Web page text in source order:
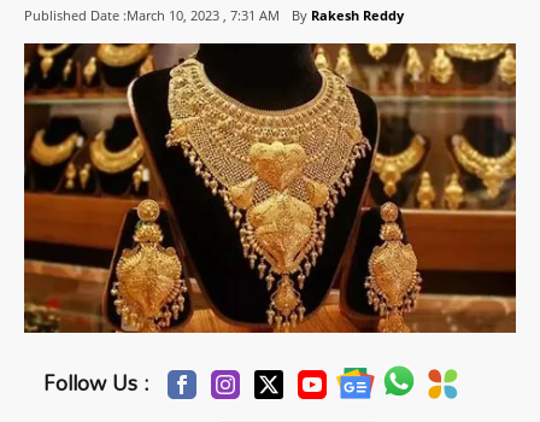
Published Date :March 10, 2023 , 7:31 AM By Rakesh Reddy
Follow Us :